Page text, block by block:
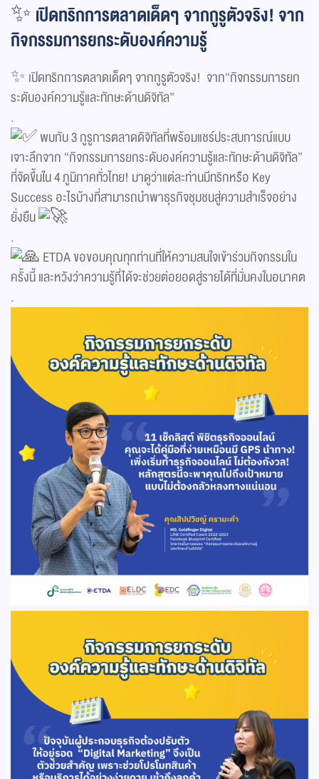
✨ เปิดทริกการตลาดเด็ดๆ จากกูรูตัวจริง! จาก
กิจกรรมการยกระดับองค์ความรู้
✨ เปิดทริกการตลาดเด็ดๆ จากกูรูตัวจริง! จาก“กิจกรรมการยก
ระดับองค์ความรู้และทักษะด้านดิจิทัล”
.
พบกับ 3 กูรูการตลาดดิจิทัลที่พร้อมแชร์ประสบการณ์แบบ
เจาะลึกจาก “กิจกรรมการยกระดับองค์ความรู้และทักษะด้านดิจิทัล”
ที่จัดขึ้นใน 4 ภูมิภาคทั่วไทย! มาดูว่าแต่ละท่านมีทริกหรือ Key
Success อะไรบ้างที่สามารถนำพาธุรกิจชุมชนสู่ความสำเร็จอย่าง
ยั่งยืน
.
ETDA ขอขอบคุณทุกท่านที่ให้ความสนใจเข้าร่วมกิจกรรมใน
ครั้งนี้ และหวังว่าความรู้ที่ได้จะช่วยต่อยอดสู่รายได้ที่มั่นคงในอนาคต
.